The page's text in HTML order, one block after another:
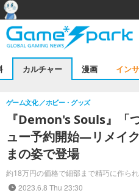
カルチャー 漫画 イン
『Demon's Souls』「
ュー予約開始―リメイ
まの姿で登場
約18万円の価格で細部まで精巧に作られ
ゲーム文化 ホビー・グッズ
2023.6.8 Thu 23:30